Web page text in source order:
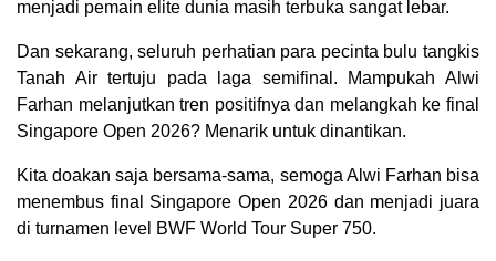
menjadi pemain elite dunia masih terbuka sangat lebar.
Dan sekarang, seluruh perhatian para pecinta bulu tangkis
Tanah Air tertuju pada laga semifinal. Mampukah Alwi
Farhan melanjutkan tren positifnya dan melangkah ke final
Singapore Open 2026? Menarik untuk dinantikan.
Kita doakan saja bersama-sama, semoga Alwi Farhan bisa
menembus final Singapore Open 2026 dan menjadi juara
di turnamen level BWF World Tour Super 750.